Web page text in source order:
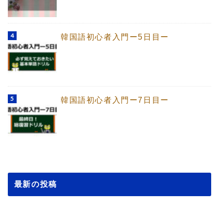
韓国語初心者入門ー5日目ー
韓国語初心者入門ー7日目ー
最新の投稿